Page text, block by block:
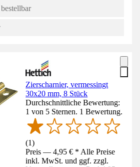
Zierscharnier, vermessingt
30x20 mm, 8 Stück
Durchschnittliche Bewertung:
1 von 5 Sternen. 1 Bewertung.
(1)
Preis — 4,95 € * Alle Preise
inkl. MwSt. und ggf. zzgl.